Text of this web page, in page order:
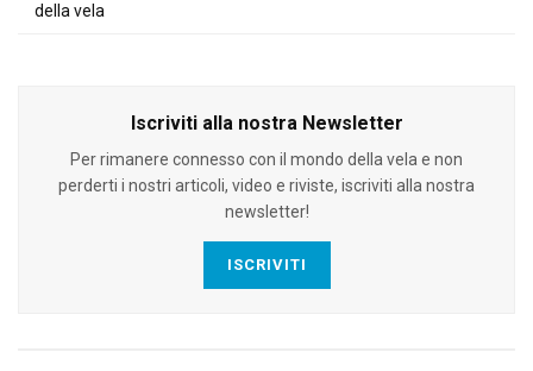
della vela
Iscriviti alla nostra Newsletter
Per rimanere connesso con il mondo della vela e non
perderti i nostri articoli, video e riviste, iscriviti alla nostra
newsletter!
ISCRIVITI